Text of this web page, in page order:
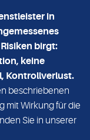
in
birgt:
keine
Kontrollverlust.
beschriebenen
mit Wirkung für die
Sie in unserer